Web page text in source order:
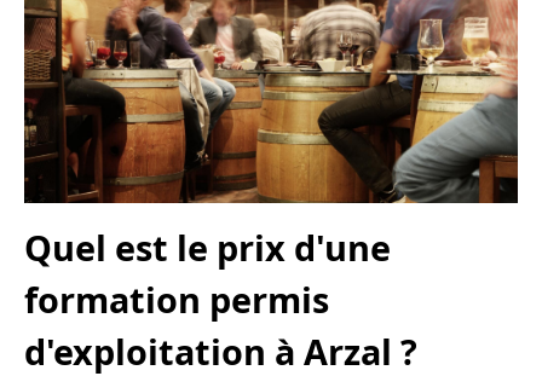
Quel est le prix d'une
formation permis
d'exploitation à Arzal ?